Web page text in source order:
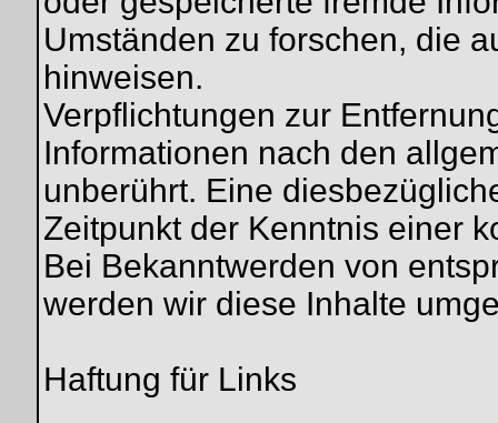
Umständen zu forschen, die
hinweisen.
Verpflichtungen zur
Informationen nach den
unberührt. Eine
Zeitpunkt der Kenntnis einer
Bei Bekanntwerden von
werden wir diese Inhalte
Haftung für Links